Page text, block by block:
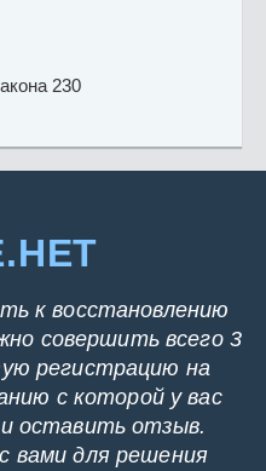
230
к восстановлению
совершить всего 3
регистрацию на
с которой у вас
оставить отзыв.
вами для решения